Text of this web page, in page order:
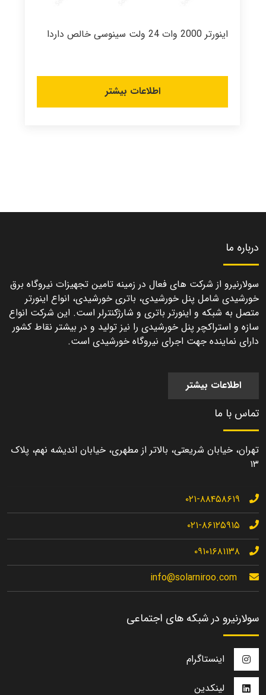
اینورتر 2000 وات 24 ولت سینوسی خالص داردا
اطلاعات بیشتر
درباره ما
سولارنیرو از شرکت های فعال در زمینه تامین تجهیزات نیروگاه برق
خورشیدی شامل پنل خورشیدی، باتری خورشیدی، انواع اینورتر
متصل به شبکه و اینورتر باتری و شارژکنترلر است. این شرکت انواع
سازه و استراکچر پنل خورشیدی را نیز تولید و در بیشتر نقاط کشور
دارای نماینده جهت اجرای نیروگاه خورشیدی است.
اطلاعات بیشتر
تماس با ما
تهران، خیابان شریعتی، بالاتر از مطهری، خیابان اندیشه نهم، پلاک
۱۳
۰۲۱-۸۸۴۵۸۶۱۹
۰۲۱-۸۶۱۲۵۹۱۵
۰۹۱۰۱۶۸۱۱۳۸
info@solarniroo.com
سولارنیرو در شبکه های اجتماعی
اینستاگرام
لینکدین